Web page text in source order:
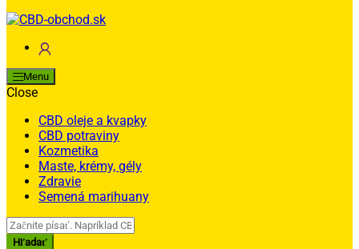
Menu
Close
CBD oleje a kvapky
CBD potraviny
Kozmetika
Maste, krémy, gély
Zdravie
Semená marihuany
Search
for:
Hľadať